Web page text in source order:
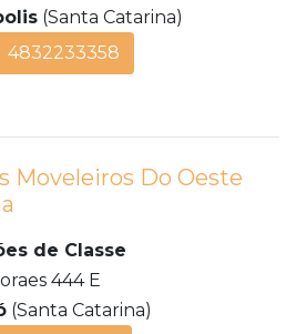
(Santa Catarina)
4832233358
Moveleiros Do Oeste
de Classe
444 E
(Santa Catarina)